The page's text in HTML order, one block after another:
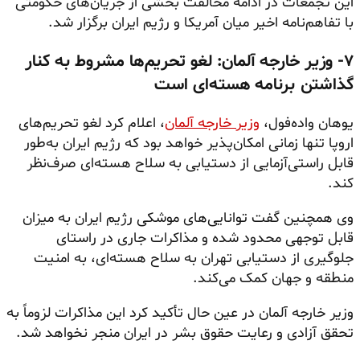
با تفاهم‌نامه اخیر میان آمریکا و رژیم ایران برگزار شد.
۷- وزیر خارجه آلمان: لغو تحریم‌ها مشروط به کنار
گذاشتن برنامه هسته‌ای است
یوهان واده‌فول، وزیر خارجه آلمان، اعلام کرد لغو تحریم‌های
اروپا تنها زمانی امکان‌پذیر خواهد بود که رژیم ایران به‌طور
قابل راستی‌آزمایی از دستیابی به سلاح هسته‌ای صرف‌نظر
کند.
وی همچنین گفت توانایی‌های موشکی رژیم ایران به میزان
قابل توجهی محدود شده و مذاکرات جاری در راستای
جلوگیری از دستیابی تهران به سلاح هسته‌ای، به امنیت
منطقه و جهان کمک می‌کند.
وزیر خارجه آلمان در عین حال تأکید کرد این مذاکرات لزوماً به
تحقق آزادی و رعایت حقوق بشر در ایران منجر نخواهد شد.